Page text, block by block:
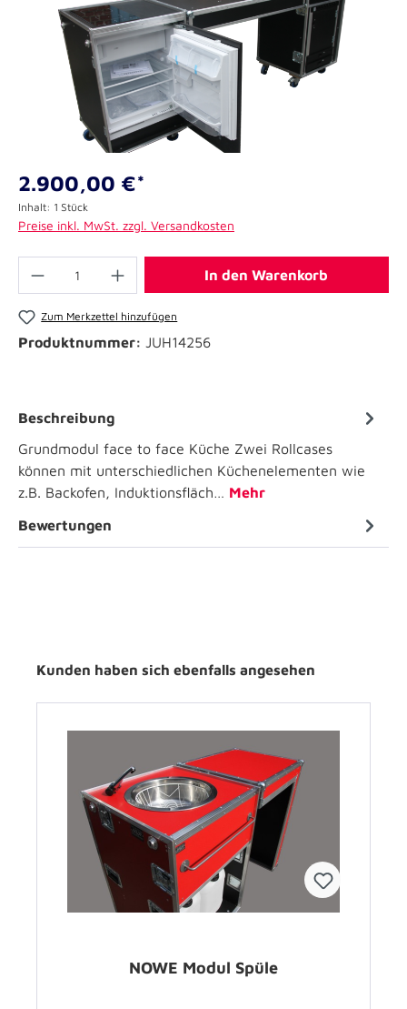
2.900,00 €*
Inhalt: 1 Stück
Preise inkl. MwSt. zzgl. Versandkosten
In den Warenkorb
Zum Merkzettel hinzufügen
Produktnummer: JUH14256
Beschreibung
Grundmodul face to face Küche Zwei Rollcases
können mit unterschiedlichen Küchenelementen wie
z.B. Backofen, Induktionsfläch… Mehr
Bewertungen
Kunden haben sich ebenfalls angesehen
NOWE Modul Spüle